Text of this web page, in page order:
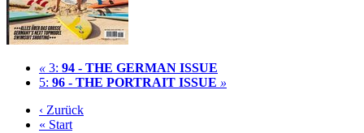
« 3: 94 - THE GERMAN ISSUE
5: 96 - THE PORTRAIT ISSUE »
‹ Zurück
« Start